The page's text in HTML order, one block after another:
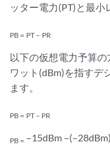
ッター電力(PT)と最小
PB = PT – PR
以下の仮想電力予算
ワット(dBm)を指すデ
ます。
PB = PT – PR
PB = –15dBm –(–28dBm)